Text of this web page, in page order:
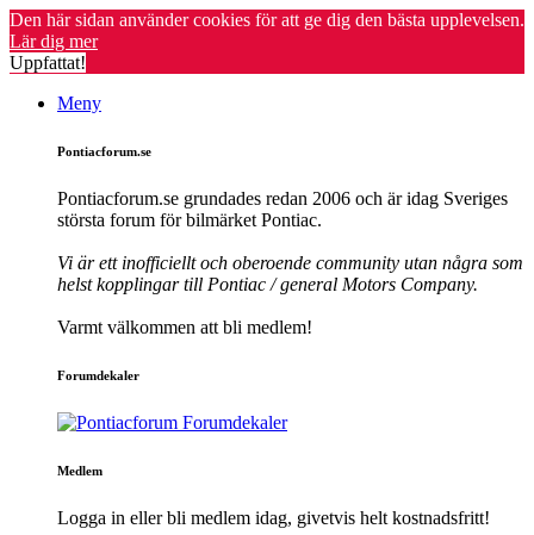
Den här sidan använder cookies för att ge dig den bästa upplevelsen.
Lär dig mer
Uppfattat!
Meny
Pontiacforum.se
Pontiacforum.se grundades redan 2006 och är idag Sveriges
största forum för bilmärket Pontiac.
Vi är ett inofficiellt och oberoende community utan några som
helst kopplingar till Pontiac / general Motors Company.
Varmt välkommen att bli medlem!
Forumdekaler
Medlem
Logga in eller bli medlem idag, givetvis helt kostnadsfritt!